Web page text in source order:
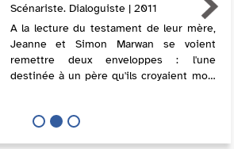
Scénariste. Dialoguiste | 2011
A la lecture du testament de leur mère,
Jeanne et Simon Marwan se voient
remettre deux enveloppes : l'une
destinée à un père qu'ils croyaient mort
énigmati...